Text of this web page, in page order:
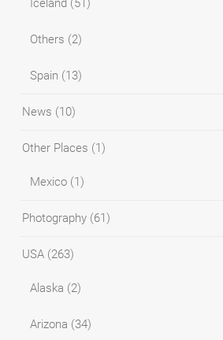
Iceland (51)
Others (2)
Spain (13)
News (10)
Other Places (1)
Mexico (1)
Photography (61)
USA (263)
Alaska (2)
Arizona (34)